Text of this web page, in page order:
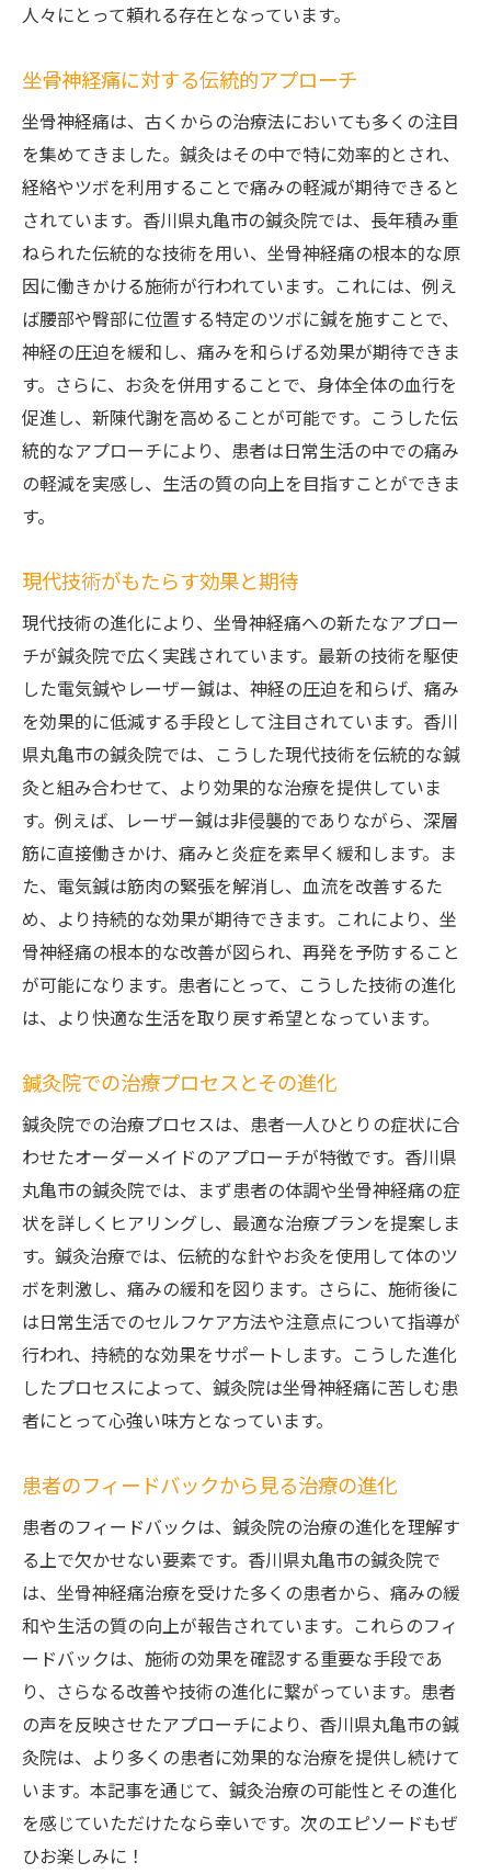
人々にとって頼れる存在となっています。
坐骨神経痛に対する伝統的アプローチ
坐骨神経痛は、古くからの治療法においても多くの注目
を集めてきました。鍼灸はその中で特に効率的とされ、
経絡やツボを利用することで痛みの軽減が期待できると
されています。香川県丸亀市の鍼灸院では、長年積み重
ねられた伝統的な技術を用い、坐骨神経痛の根本的な原
因に働きかける施術が行われています。これには、例え
ば腰部や臀部に位置する特定のツボに鍼を施すことで、
神経の圧迫を緩和し、痛みを和らげる効果が期待できま
す。さらに、お灸を併用することで、身体全体の血行を
促進し、新陳代謝を高めることが可能です。こうした伝
統的なアプローチにより、患者は日常生活の中での痛み
の軽減を実感し、生活の質の向上を目指すことができま
す。
現代技術がもたらす効果と期待
現代技術の進化により、坐骨神経痛への新たなアプロー
チが鍼灸院で広く実践されています。最新の技術を駆使
した電気鍼やレーザー鍼は、神経の圧迫を和らげ、痛み
を効果的に低減する手段として注目されています。香川
県丸亀市の鍼灸院では、こうした現代技術を伝統的な鍼
灸と組み合わせて、より効果的な治療を提供していま
す。例えば、レーザー鍼は非侵襲的でありながら、深層
筋に直接働きかけ、痛みと炎症を素早く緩和します。ま
た、電気鍼は筋肉の緊張を解消し、血流を改善するた
め、より持続的な効果が期待できます。これにより、坐
骨神経痛の根本的な改善が図られ、再発を予防すること
が可能になります。患者にとって、こうした技術の進化
は、より快適な生活を取り戻す希望となっています。
鍼灸院での治療プロセスとその進化
鍼灸院での治療プロセスは、患者一人ひとりの症状に合
わせたオーダーメイドのアプローチが特徴です。香川県
丸亀市の鍼灸院では、まず患者の体調や坐骨神経痛の症
状を詳しくヒアリングし、最適な治療プランを提案しま
す。鍼灸治療では、伝統的な針やお灸を使用して体のツ
ボを刺激し、痛みの緩和を図ります。さらに、施術後に
は日常生活でのセルフケア方法や注意点について指導が
行われ、持続的な効果をサポートします。こうした進化
したプロセスによって、鍼灸院は坐骨神経痛に苦しむ患
者にとって心強い味方となっています。
患者のフィードバックから見る治療の進化
患者のフィードバックは、鍼灸院の治療の進化を理解す
る上で欠かせない要素です。香川県丸亀市の鍼灸院で
は、坐骨神経痛治療を受けた多くの患者から、痛みの緩
和や生活の質の向上が報告されています。これらのフィ
ードバックは、施術の効果を確認する重要な手段であ
り、さらなる改善や技術の進化に繋がっています。患者
の声を反映させたアプローチにより、香川県丸亀市の鍼
灸院は、より多くの患者に効果的な治療を提供し続けて
います。本記事を通じて、鍼灸治療の可能性とその進化
を感じていただけたなら幸いです。次のエピソードもぜ
ひお楽しみに！